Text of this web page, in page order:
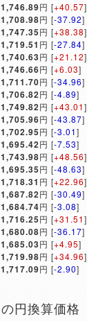
1,746.89円 [+40.57]
1,708.98円 [-37.92]
1,747.35円 [+38.38]
1,719.51 円 [-27.84]
1,740.63円 [+21.12]
1,746.66円 [+6.03]
1,711.70円 [-34.96]
1,706.82円 [-4.89]
1,749.82円 [+43.01]
1,705.96円 [-43.87]
1,702.95円 [-3.01]
1,695.42円 [-7.53]
1,743.98円 [+48.56]
1,695.35円 [-48.63]
1,718.31 円 [+22.96]
1,687.82円 [-30.49]
1,684.74円 [-3.08]
1,716.25円 [+31.51]
1,680.08円 [-36.17]
1,685.03円 [+4.95]
1,719.98円 [+34.96]
1,717.09円 [-2.90]
円換算価格